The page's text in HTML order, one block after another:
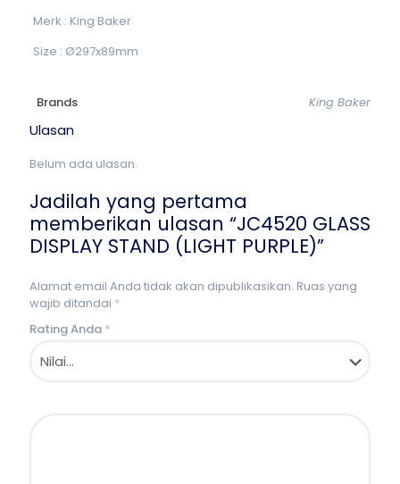
Merk : King Baker
Size : Ø297x89mm
Brands King Baker
Ulasan
Belum ada ulasan.
Jadilah yang pertama
memberikan ulasan “JC4520 GLASS
DISPLAY STAND (LIGHT PURPLE)”
Alamat email Anda tidak akan dipublikasikan. Ruas yang
wajib ditandai *
Rating Anda *